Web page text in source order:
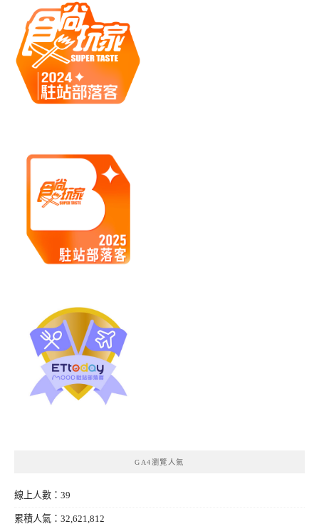
GA4瀏覽人氣
線上人數：39
累積人氣：32,621,812